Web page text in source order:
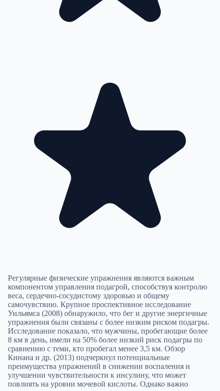
Регулярные физические упражнения являются важным
компонентом управления подагрой, способствуя контролю
веса, сердечно-сосудистому здоровью и общему
самочувствию. Крупное проспективное исследование
Уильямса (2008) обнаружило, что бег и другие энергичные
упражнения были связаны с более низким риском подагры.
Исследование показало, что мужчины, пробегающие более
8 км в день, имели на 50% более низкий риск подагры по
сравнению с теми, кто пробегал менее 3,5 км. Обзор
Кинана и др. (2013) подчеркнул потенциальные
преимущества упражнений в снижении воспаления и
улучшении чувствительности к инсулину, что может
повлиять на уровни мочевой кислоты. Однако важно